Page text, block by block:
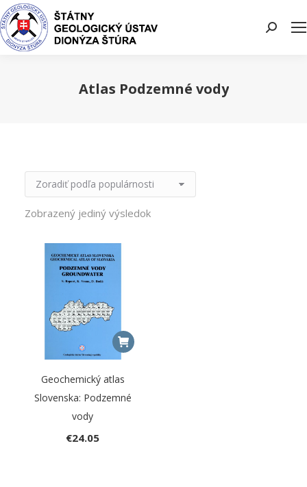
Search:
Atlas Podzemné vody
Zobrazený jediný výsledok
Geochemický atlas
Slovenska: Podzemné
vody
€24.05